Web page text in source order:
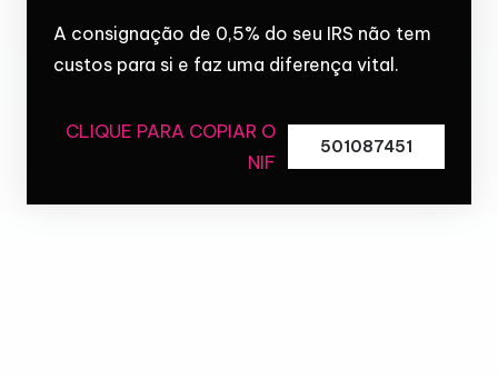
A consignação de 0,5% do seu IRS não tem
custos para si e faz uma diferença vital.
CLIQUE PARA COPIAR O
NIF
501087451